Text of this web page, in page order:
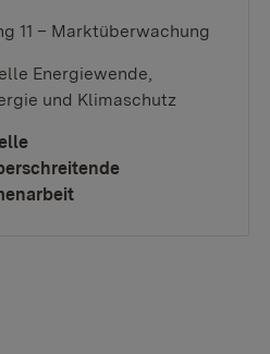
11 – Marktüberwachung
Energiewende,
und Klimaschutz
(current)